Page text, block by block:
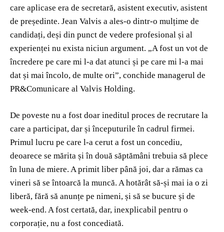
care aplicase era de secretară, asistent executiv, asistent
de președinte. Jean Valvis a ales-o dintr-o mulțime de
candidați, deși din punct de vedere profesional și al
experienței nu exista niciun argument. „A fost un vot de
încredere pe care mi l-a dat atunci și pe care mi l-a mai
dat și mai încolo, de multe ori”, conchide managerul de
PR&Comunicare al Valvis Holding.
De poveste nu a fost doar ineditul proces de recrutare la
care a participat, dar și începuturile în cadrul firmei.
Primul lucru pe care l-a cerut a fost un concediu,
deoarece se mărita și în două săptămâni trebuia să plece
în luna de miere. A primit liber până joi, dar a rămas ca
vineri să se întoarcă la muncă. A hotărât să-și mai ia o zi
liberă, fără să anunțe pe nimeni, și să se bucure și de
week-end. A fost certată, dar, inexplicabil pentru o
corporație, nu a fost concediată.